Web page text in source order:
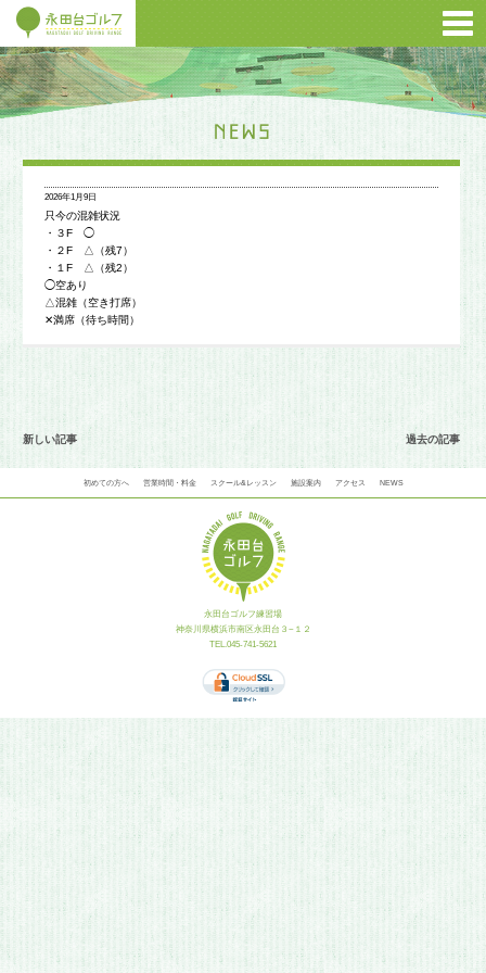
2026年1月9日
只今の混雑状況
・３F ◯
・２F △（残7）
・１F △（残2）
◯空あり
△混雑（空き打席）
✕満席（待ち時間）
新しい記事 過去の記事
初めての方へ 営業時間・料金 スクール&レッスン 施設案内 アクセス NEWS
永田台ゴルフ練習場
神奈川県横浜市南区永田台３−１２
TEL.045-741-5621